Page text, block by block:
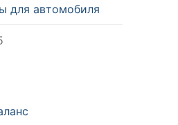
для автомобиля